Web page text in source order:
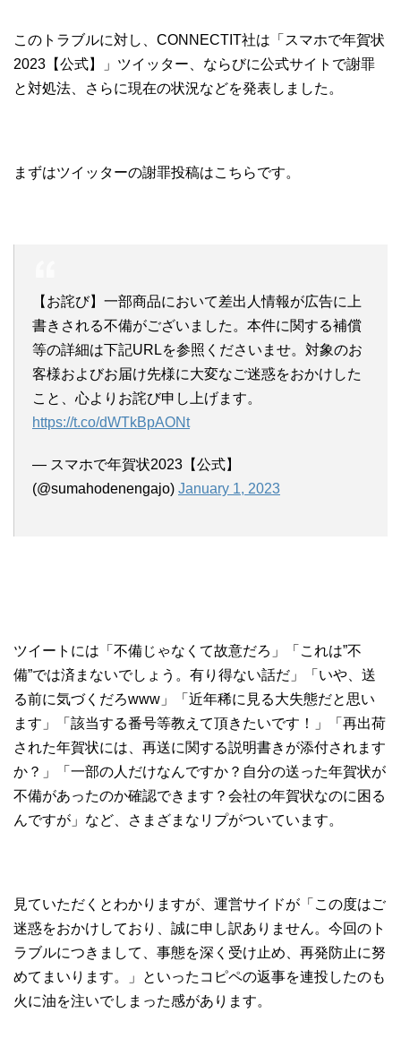
このトラブルに対し、CONNECTIT社は「スマホで年賀状
2023【公式】」ツイッター、ならびに公式サイトで謝罪
と対処法、さらに現在の状況などを発表しました。
まずはツイッターの謝罪投稿はこちらです。
【お詫び】一部商品において差出人情報が広告に上
書きされる不備がございました。本件に関する補償
等の詳細は下記URLを参照くださいませ。対象のお
客様およびお届け先様に大変なご迷惑をおかけした
こと、心よりお詫び申し上げます。
https://t.co/dWTkBpAONt
— スマホで年賀状2023【公式】
(@sumahodenengajo) January 1, 2023
ツイートには「不備じゃなくて故意だろ」「これは”不
備”では済まないでしょう。有り得ない話だ」「いや、送
る前に気づくだろwww」「近年稀に見る大失態だと思い
ます」「該当する番号等教えて頂きたいです！」「再出荷
された年賀状には、再送に関する説明書きが添付されます
か？」「一部の人だけなんですか？自分の送った年賀状が
不備があったのか確認できます？会社の年賀状なのに困る
んですが」など、さまざまなリプがついています。
見ていただくとわかりますが、運営サイドが「この度はご
迷惑をおかけしており、誠に申し訳ありません。今回のト
ラブルにつきまして、事態を深く受け止め、再発防止に努
めてまいります。」といったコピペの返事を連投したのも
火に油を注いでしまった感があります。